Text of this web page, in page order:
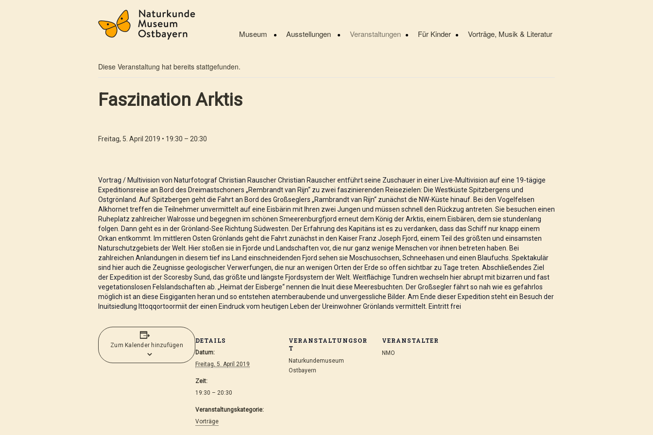
Museum Ausstellungen Veranstaltungen Für Kinder Vorträge, Musik & Literatur
« Alle Veranstaltungen
Diese Veranstaltung hat bereits stattgefunden.
Faszination Arktis
Freitag, 5. April 2019 • 19:30 – 20:30
Vortrag / Multivision von Naturfotograf Christian Rauscher Christian Rauscher entführt seine Zuschauer in einer Live-Multivision auf eine 19-tägige
Expeditionsreise an Bord des Dreimastschoners „Rembrandt van Rijn“ zu zwei faszinierenden Reisezielen: Die Westküste Spitzbergens und
Ostgrönland. Auf Spitzbergen geht die Fahrt an Bord des Großseglers „Rambrandt van Rijn“ zunächst die NW-Küste hinauf. Bei den Vogelfelsen
Alkhornet treffen die Teilnehmer unvermittelt auf eine Eisbärin mit Ihren zwei Jungen und müssen schnell den Rückzug antreten. Sie besuchen einen
Ruheplatz zahlreicher Walrosse und begegnen im schönen Smeerenburgfjord erneut dem König der Arktis, einem Eisbären, dem sie stundenlang
folgen. Dann geht es in der Grönland-See Richtung Südwesten. Der Erfahrung des Kapitäns ist es zu verdanken, dass das Schiff nur knapp einem
Orkan entkommt. Im mittleren Osten Grönlands geht die Fahrt zunächst in den Kaiser Franz Joseph Fjord, einem Teil des größten und einsamsten
Naturschutzgebiets der Welt. Hier stoßen sie in Fjorde und Landschaften vor, die nur ganz wenige Menschen vor ihnen betreten haben. Bei
zahlreichen Anlandungen in diesem tief ins Land einschneidenden Fjord sehen sie Moschusochsen, Schneehasen und einen Blaufuchs. Spektakulär
sind hier auch die Zeugnisse geologischer Verwerfungen, die nur an wenigen Orten der Erde so offen sichtbar zu Tage treten. Abschließendes Ziel
der Expedition ist der Scoresby Sund, das größte und längste Fjordsystem der Welt. Weitflächige Tundren wechseln hier abrupt mit bizarren und fast
vegetationslosen Felslandschaften ab. „Heimat der Eisberge“ nennen die Inuit diese Meeresbuchten. Der Großsegler fährt so nah wie es gefahrlos
möglich ist an diese Eisgiganten heran und so entstehen atemberaubende und unvergessliche Bilder. Am Ende dieser Expedition steht ein Besuch der
Inuitsiedlung lttoqqortoormiit der einen Eindruck vom heutigen Leben der Ureinwohner Grönlands vermittelt. Eintritt frei
Zum Kalender hinzufügen
DETAILS
Datum:
Freitag, 5. April 2019
Zeit:
19:30 – 20:30
Veranstaltungskategorie:
Vorträge
VERANSTALTUNGSOR
T
Naturkundemuseum
Ostbayern
VERANSTALTER
NMO